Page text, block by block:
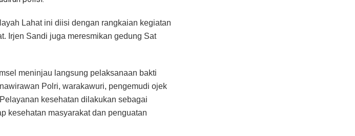
Lahat ini diisi dengan rangkaian kegiatan
Irjen Sandi juga meresmikan gedung Sat
meninjau langsung pelaksanaan bakti
Polri, warakawuri, pengemudi ojek
kesehatan dilakukan sebagai
kesehatan masyarakat dan penguatan